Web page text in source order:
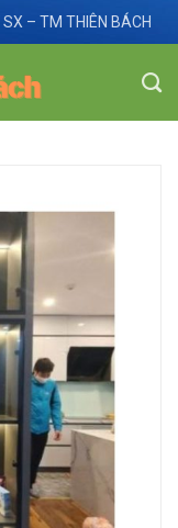
– TM THIÊN BÁCH